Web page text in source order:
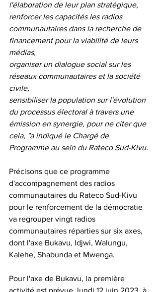
l'élaboration de leur plan stratégique,
renforcer les capacités les radios
communautaires dans la recherche de
financement pour la viabilité de leurs
médias,
organiser un dialogue social sur les
réseaux communautaires et la société
civile,
sensibiliser la population sur l'évolution
du processus électoral à travers une
émission en synergie, pour ne citer que
cela, "a indiqué le Chargé de
Programme au sein du Rateco Sud-Kivu.
Précisons que ce programme
d'accompagnement des radios
communautaires du Rateco Sud-Kivu
pour le renforcement de la démocratie
va regrouper vingt radios
communautaires réparties sur six axes,
dont l'axe Bukavu, Idjwi, Walungu,
Kalehe, Shabunda et Mwenga.
Pour l'axe de Bukavu, la première